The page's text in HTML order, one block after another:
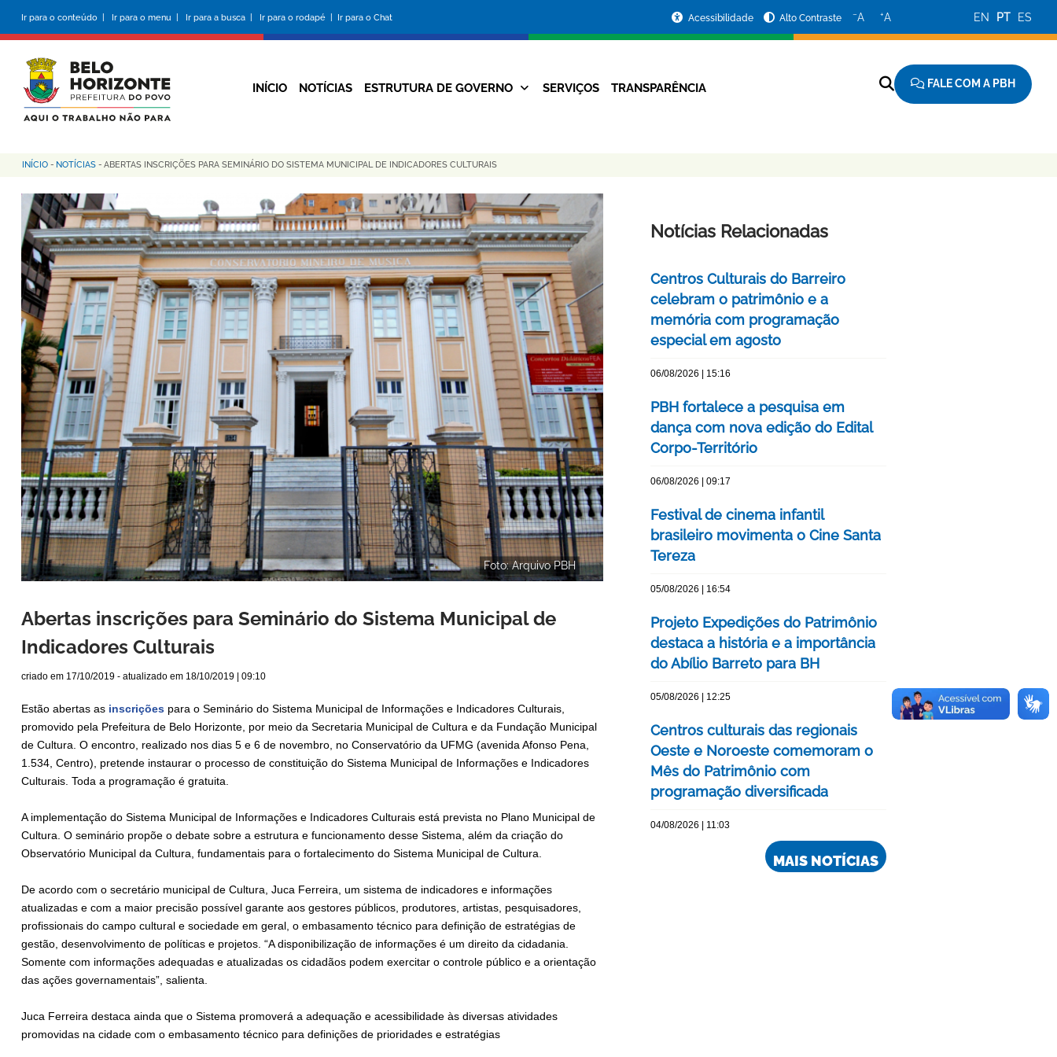
conteúdo
principal
Ir para o conteúdo | Ir para o menu | Ir para a busca | Ir para o rodapé | Ir para o Chat
da
Prefeitura
Acessibilidade Alto Contraste −A +A EN PT ES
Navegação
INÍCIO NOTÍCIAS ESTRUTURA DE GOVERNO SERVIÇOS TRANSPARÊNCIA FALE COM A PBH
Trilha
de
navegação
INÍCIO - NOTÍCIAS - ABERTAS INSCRIÇÕES PARA SEMINÁRIO DO SISTEMA MUNICIPAL DE INDICADORES CULTURAIS
Foto: Arquivo PBH
Abertas inscrições para Seminário do Sistema Municipal de
Indicadores Culturais
criado em 17/10/2019 - atualizado em 18/10/2019 | 09:10
Estão abertas as inscrições para o Seminário do Sistema Municipal de Informações e Indicadores Culturais,
promovido pela Prefeitura de Belo Horizonte, por meio da Secretaria Municipal de Cultura e da Fundação Municipal
de Cultura. O encontro, realizado nos dias 5 e 6 de novembro, no Conservatório da UFMG (avenida Afonso Pena,
1.534, Centro), pretende instaurar o processo de constituição do Sistema Municipal de Informações e Indicadores
Culturais. Toda a programação é gratuita.
A implementação do Sistema Municipal de Informações e Indicadores Culturais está prevista no Plano Municipal de
Cultura. O seminário propõe o debate sobre a estrutura e funcionamento desse Sistema, além da criação do
Observatório Municipal da Cultura, fundamentais para o fortalecimento do Sistema Municipal de Cultura.
De acordo com o secretário municipal de Cultura, Juca Ferreira, um sistema de indicadores e informações
atualizadas e com a maior precisão possível garante aos gestores públicos, produtores, artistas, pesquisadores,
profissionais do campo cultural e sociedade em geral, o embasamento técnico para definição de estratégias de
gestão, desenvolvimento de políticas e projetos. “A disponibilização de informações é um direito da cidadania.
Somente com informações adequadas e atualizadas os cidadãos podem exercitar o controle público e a orientação
das ações governamentais”, salienta.
Juca Ferreira destaca ainda que o Sistema promoverá a adequação e acessibilidade às diversas atividades
promovidas na cidade com o embasamento técnico para definições de prioridades e estratégias
Notícias Relacionadas
Centros Culturais do Barreiro
celebram o patrimônio e a
memória com programação
especial em agosto
06/08/2026 | 15:16
PBH fortalece a pesquisa em
dança com nova edição do Edital
Corpo-Território
06/08/2026 | 09:17
Festival de cinema infantil
brasileiro movimenta o Cine Santa
Tereza
05/08/2026 | 16:54
Projeto Expedições do Patrimônio
destaca a história e a importância
do Abílio Barreto para BH
05/08/2026 | 12:25
Centros culturais das regionais
Oeste e Noroeste comemoram o
Mês do Patrimônio com
programação diversificada
04/08/2026 | 11:03
MAIS NOTÍCIAS